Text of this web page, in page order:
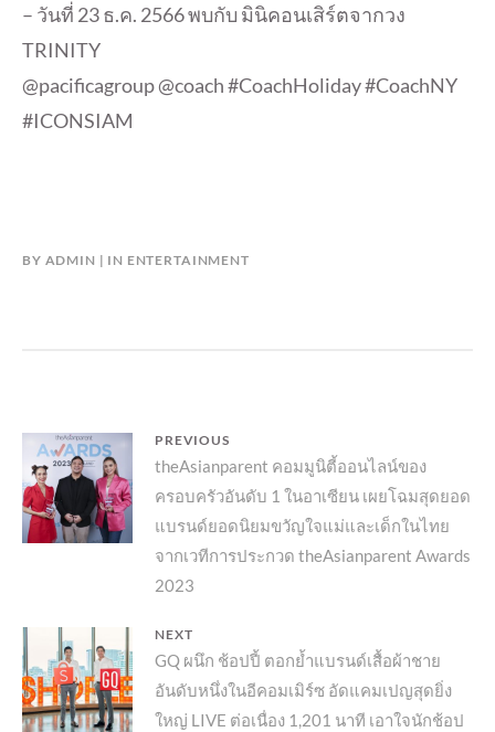
– วันที่ 23 ธ.ค. 2566 พบกับ มินิคอนเสิร์ตจากวง
TRINITY
@pacificagroup @coach #CoachHoliday #CoachNY
#ICONSIAM
BY ADMIN IN ENTERTAINMENT
แนะแนว
เรื่อง
PREVIOUS
Previous
post:
theAsianparent คอมมูนิตี้ออนไลน์ของ
ครอบครัวอันดับ 1 ในอาเซียน เผยโฉมสุดยอด
แบรนด์ยอดนิยมขวัญใจแม่และเด็กในไทย
จากเวทีการประกวด theAsianparent Awards
2023
NEXT
Next
post:
GQ ผนึก ช้อปปี้ ตอกย้ำแบรนด์เสื้อผ้าชาย
อันดับหนึ่งในอีคอมเมิร์ซ อัดแคมเปญสุดยิ่ง
ใหญ่ LIVE ต่อเนื่อง 1,201 นาที เอาใจนักช้อป